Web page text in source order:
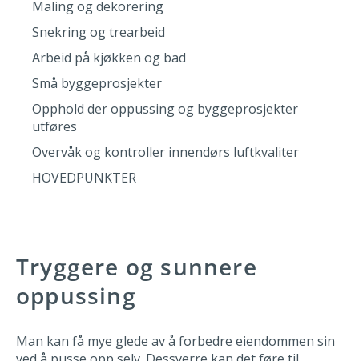
Maling og dekorering
Snekring og trearbeid
Arbeid på kjøkken og bad
Små byggeprosjekter
Opphold der oppussing og byggeprosjekter
utføres
Overvåk og kontroller innendørs luftkvaliter
HOVEDPUNKTER
Tryggere og sunnere
oppussing
Man kan få mye glede av å forbedre eiendommen sin